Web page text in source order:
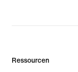
Ressourcen